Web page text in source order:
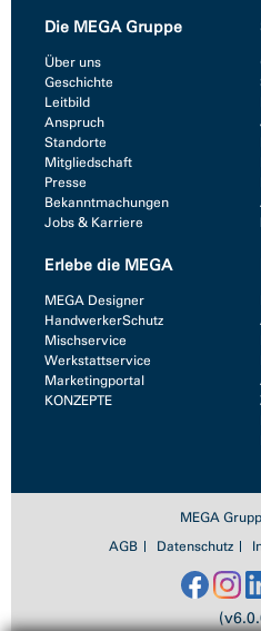
Die MEGA Gruppe
Über uns
Geschichte
Leitbild
Anspruch
Standorte
Mitgliedschaft
Presse
Bekanntmachungen
Jobs & Karriere
Erlebe die MEGA
MEGA Designer
HandwerkerSchutz
Mischservice
Werkstattservice
Marketingportal
KONZEPTE
MEGA
AGB
Datenschutz